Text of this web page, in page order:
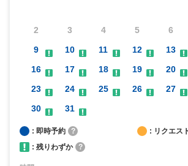
2
3 4 5 6
9
10 11 12 13
16
17 18 19 20
23
24 25 26 27
30
31
: 即時予約 ? : リクエス
: 残りわずか
?